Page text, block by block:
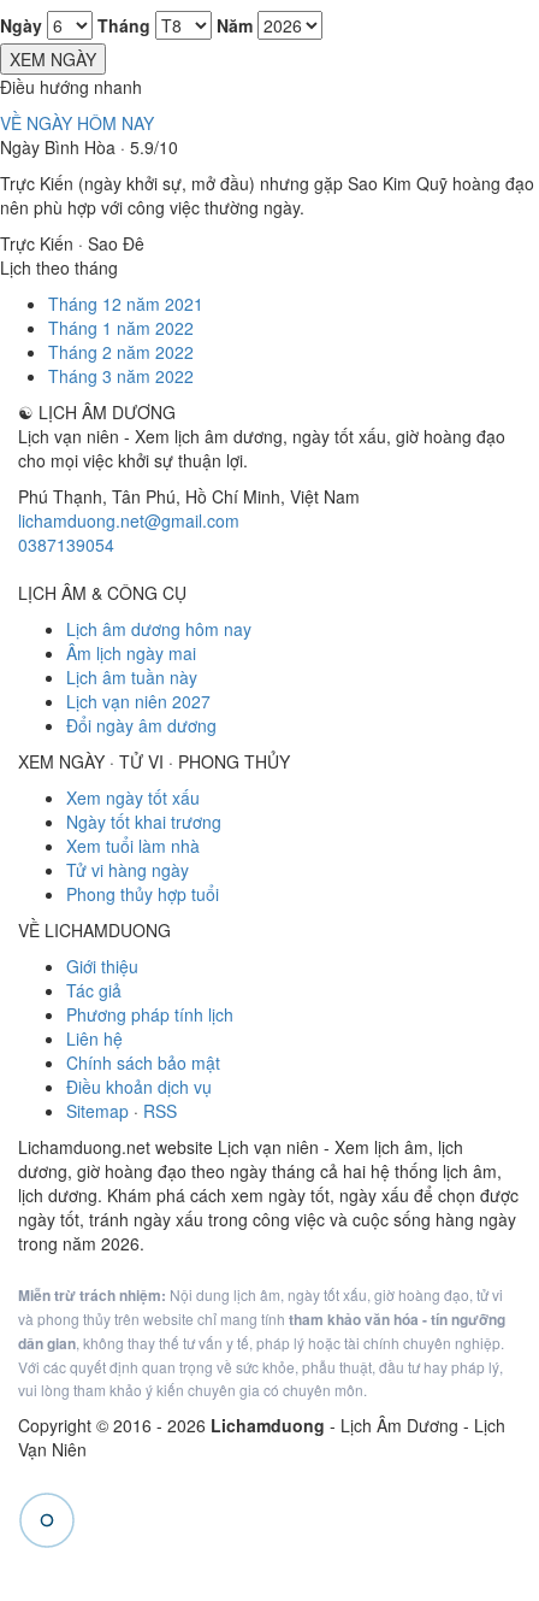
Ngày
Tháng
Năm
XEM NGÀY
Điều hướng nhanh
VỀ NGÀY HÔM NAY
Ngày Bình Hòa · 5.9/10
Trực Kiến (ngày khởi sự, mở đầu) nhưng gặp Sao Kim Quỹ hoàng đạo
nên phù hợp với công việc thường ngày.
Trực Kiến · Sao Đê
Lịch theo tháng
Tháng 12 năm 2021
Tháng 1 năm 2022
Tháng 2 năm 2022
Tháng 3 năm 2022
☯ LỊCH ÂM DƯƠNG
Lịch vạn niên - Xem lịch âm dương, ngày tốt xấu, giờ hoàng đạo
cho mọi việc khởi sự thuận lợi.
Phú Thạnh, Tân Phú, Hồ Chí Minh, Việt Nam
lichamduong.net@gmail.com
0387139054
LỊCH ÂM & CÔNG CỤ
Lịch âm dương hôm nay
Âm lịch ngày mai
Lịch âm tuần này
Lịch vạn niên 2027
Đổi ngày âm dương
XEM NGÀY · TỬ VI · PHONG THỦY
Xem ngày tốt xấu
Ngày tốt khai trương
Xem tuổi làm nhà
Tử vi hàng ngày
Phong thủy hợp tuổi
VỀ LICHAMDUONG
Giới thiệu
Tác giả
Phương pháp tính lịch
Liên hệ
Chính sách bảo mật
Điều khoản dịch vụ
Sitemap · RSS
Lichamduong.net website Lịch vạn niên - Xem lịch âm, lịch
dương, giờ hoàng đạo theo ngày tháng cả hai hệ thống lịch âm,
lịch dương. Khám phá cách xem ngày tốt, ngày xấu để chọn được
ngày tốt, tránh ngày xấu trong công việc và cuộc sống hàng ngày
trong năm 2026.
Miễn trừ trách nhiệm: Nội dung lịch âm, ngày tốt xấu, giờ hoàng đạo, tử vi
và phong thủy trên website chỉ mang tính tham khảo văn hóa - tín ngưỡng
dân gian, không thay thế tư vấn y tế, pháp lý hoặc tài chính chuyên nghiệp.
Với các quyết định quan trọng về sức khỏe, phẫu thuật, đầu tư hay pháp lý,
vui lòng tham khảo ý kiến chuyên gia có chuyên môn.
Copyright © 2016 - 2026 Lichamduong - Lịch Âm Dương - Lịch
Vạn Niên